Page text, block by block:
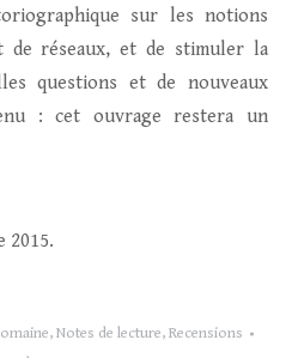
sur les notions
de réseaux, et de stimuler la
questions et de nouveaux
: cet ouvrage restera un
2015.
, Notes de lecture, Recensions